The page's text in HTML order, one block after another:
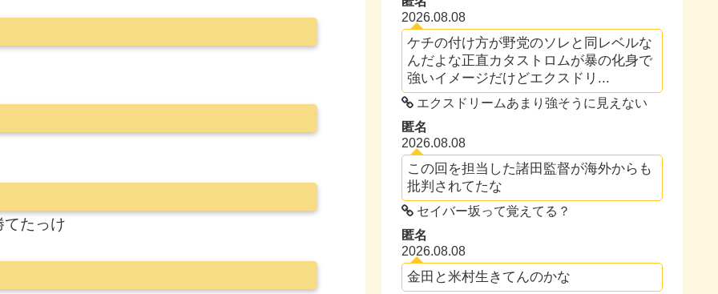
てたっけ
2026.08.08
ケチの付け方が野党のソレと同レベルな
んだよな正直カタストロムが暴の化身で
強いイメージだけどエクスドリ...
エクスドリームあまり強そうに見えない
匿名
2026.08.08
この回を担当した諸田監督が海外からも
批判されてたな
セイバー坂って覚えてる？
匿名
2026.08.08
金田と米村生きてんのかな